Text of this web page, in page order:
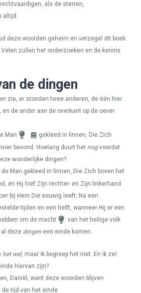
als de sterren,
altijd.
deze woorden geheim en verzegel dit boek
zullen het onderzoeken en de kennis
de dingen
zie, er stonden twee anderen, de één hier
en de ander aan de overkant op de oever
Man
gekleed in linnen, Die Zich
bevond: Hoelang duurt het nogvoordat
wonderlijke dingen?
de Man gekleed in linnen, Die Zich boven het
en Hij hief Zijn rechter- en Zijn linkerhand
bij Hem Die eeuwig leeft: Na een
tijden en een helft, wanneer Hij er een
om de macht
van het heilige volk
deze dingen een einde komen.
het wel, maar ik begreep het niet. En ik zei:
hiervan zijn?
Daniël, want deze woorden blijven
tijd van het einde.